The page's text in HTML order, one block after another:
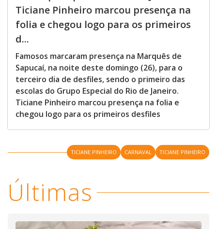
Ticiane Pinheiro marcou presença na
folia e chegou logo para os primeiros
d...
Famosos marcaram presença na Marquês de
Sapucaí, na noite deste domingo (26), para o
terceiro dia de desfiles, sendo o primeiro das
escolas do Grupo Especial do Rio de Janeiro.
Ticiane Pinheiro marcou presença na folia e
chegou logo para os primeiros desfiles
TICIANE PINHEIRO CARNAVAL TICIANE PINHEIRO
Últimas